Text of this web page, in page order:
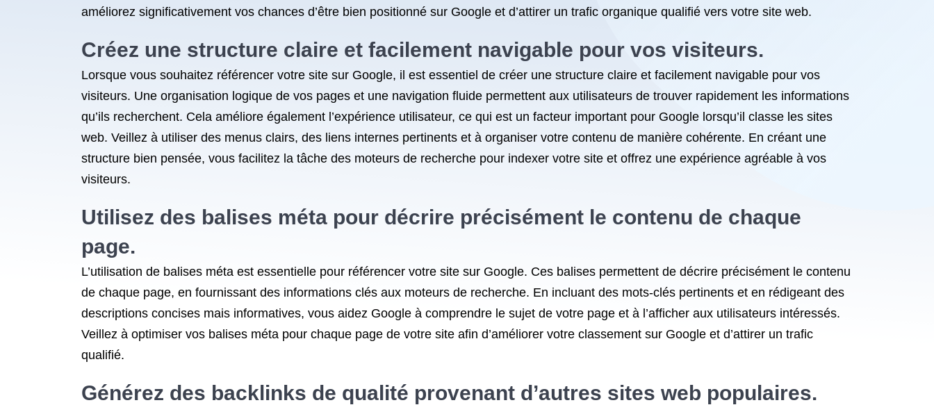
améliorez significativement vos chances d’être bien positionné sur Google et d’attirer un trafic organique qualifié vers votre site web.
Créez une structure claire et facilement navigable pour vos visiteurs.
Lorsque vous souhaitez référencer votre site sur Google, il est essentiel de créer une structure claire et facilement navigable pour vos
visiteurs. Une organisation logique de vos pages et une navigation fluide permettent aux utilisateurs de trouver rapidement les informations
qu’ils recherchent. Cela améliore également l’expérience utilisateur, ce qui est un facteur important pour Google lorsqu’il classe les sites
web. Veillez à utiliser des menus clairs, des liens internes pertinents et à organiser votre contenu de manière cohérente. En créant une
structure bien pensée, vous facilitez la tâche des moteurs de recherche pour indexer votre site et offrez une expérience agréable à vos
visiteurs.
Utilisez des balises méta pour décrire précisément le contenu de chaque
page.
L’utilisation de balises méta est essentielle pour référencer votre site sur Google. Ces balises permettent de décrire précisément le contenu
de chaque page, en fournissant des informations clés aux moteurs de recherche. En incluant des mots-clés pertinents et en rédigeant des
descriptions concises mais informatives, vous aidez Google à comprendre le sujet de votre page et à l’afficher aux utilisateurs intéressés.
Veillez à optimiser vos balises méta pour chaque page de votre site afin d’améliorer votre classement sur Google et d’attirer un trafic
qualifié.
Générez des backlinks de qualité provenant d’autres sites web populaires.